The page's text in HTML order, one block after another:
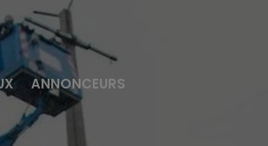
ANNONCEURS